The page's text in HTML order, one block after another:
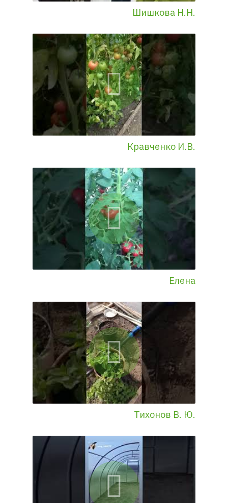
Шишкова Н.Н.
Кравченко И.В.
Елена
Тихонов В. Ю.